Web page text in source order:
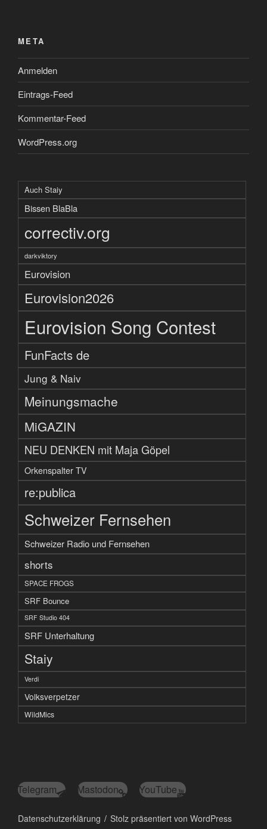
META
Anmelden
Eintrags-Feed
Kommentar-Feed
WordPress.org
Auch Staiy
Bissen BlaBla
correctiv.org
darkviktory
Eurovision
Eurovision2026
Eurovision Song Contest
FunFacts de
Jung & Naiv
Meinungsmache
MiGAZIN
NEU DENKEN mit Maja Göpel
Orkenspalter TV
re:publica
Schweizer Fernsehen
Schweizer Radio und Fernsehen
shorts
SPACE FROGS
SRF Bounce
SRF Studio 404
SRF Unterhaltung
Staiy
Verdi
Volksverpetzer
WildMics
Telegram Mastodon YouTube
Datenschutzerklärung Stolz präsentiert von WordPress